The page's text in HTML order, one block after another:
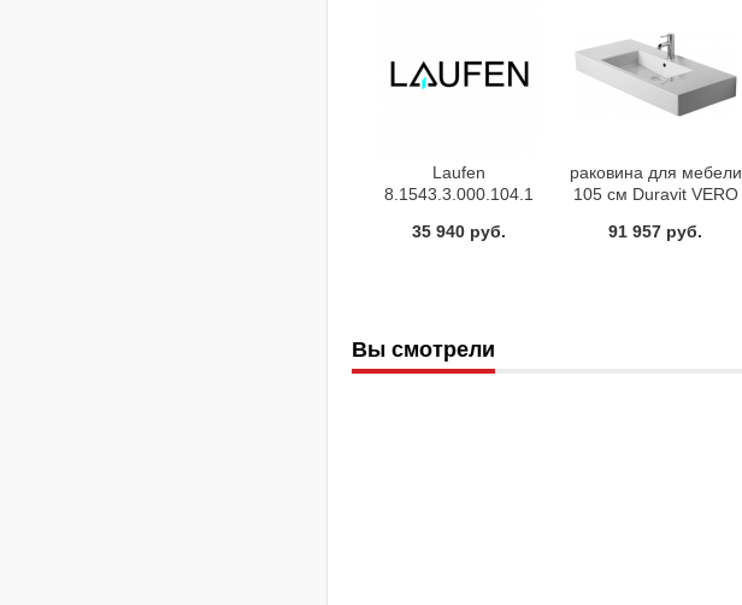
Laufen
8.1543.3.000.104.1
45х38 (белый)
35 940 руб.
раковина для мебели
105 см Duravit VERO
91 957 руб.
Вы смотрели